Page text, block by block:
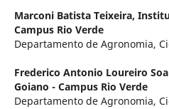
Marconi Batista Teixeira,
Campus Rio Verde
Departamento de Agronomia,
Frederico Antonio Loureiro
Goiano - Campus Rio Verde
Departamento de Agronomia,